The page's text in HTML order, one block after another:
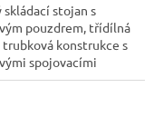
skládací stojan s
pouzdrem, třídílná
trubková konstrukce s
spojovacími